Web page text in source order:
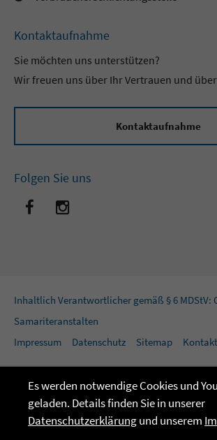
Kontaktaufnahme
Sie möchten uns unterstützen?
Wir freuen uns über Ihr Vertrauen und
Kontaktaufnahme
Folgen Sie uns
Inhaltlich Verantwortlicher gemäß § 6 MDStV:
Samariteranstalten
Impressum
Datenschutz Sitemap Kontakt
Es werden notwendige Cookies und
geladen. Details finden Sie in unserer
Datenschutzerklärungund unserem